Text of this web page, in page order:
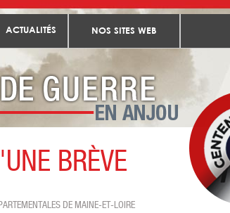
ACTUALITÉS NOS SITES WEB
: « Les chansons de la Grande Guerre » par le groupe Ellébore
BRÈVE
DE MAINE-ET-LOIRE